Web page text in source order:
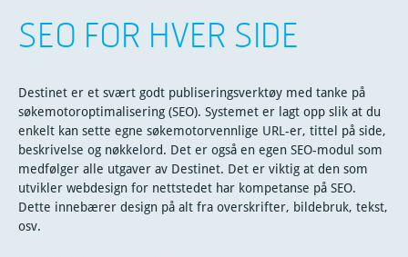
SEO FOR HVER SIDE
Destinet er et svært godt publiseringsverktøy med tanke på
søkemotoroptimalisering (SEO). Systemet er lagt opp slik at du
enkelt kan sette egne søkemotorvennlige URL-er, tittel på side,
beskrivelse og nøkkelord. Det er også en egen SEO-modul som
medfølger alle utgaver av Destinet. Det er viktig at den som
utvikler webdesign for nettstedet har kompetanse på SEO.
Dette innebærer design på alt fra overskrifter, bildebruk, tekst,
osv.